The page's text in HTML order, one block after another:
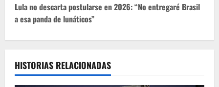
e
g
a
c
Lula no descarta postularse en 2026: “No entregaré Brasil
a esa panda de lunáticos”
HISTORIAS RELACIONADAS